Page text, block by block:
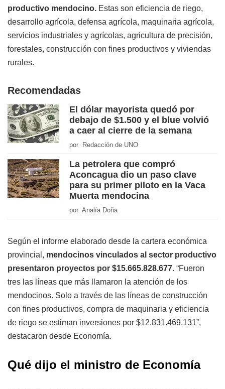
productivo mendocino. Estas son eficiencia de riego,
desarrollo agrícola, defensa agrícola, maquinaria agrícola,
servicios industriales y agrícolas, agricultura de precisión,
forestales, construcción con fines productivos y viviendas
rurales.
Recomendadas
El dólar mayorista quedó por
debajo de $1.500 y el blue volvió
a caer al cierre de la semana
por Redacción de UNO
La petrolera que compró
Aconcagua dio un paso clave
para su primer piloto en la Vaca
Muerta mendocina
por Analía Doña
Según el informe elaborado desde la cartera económica
provincial, mendocinos vinculados al sector productivo
presentaron proyectos por $15.665.828.677. “Fueron
tres las líneas que más llamaron la atención de los
mendocinos. Solo a través de las líneas de construcción
con fines productivos, compra de maquinaria y eficiencia
de riego se estiman inversiones por $12.831.469.131”,
destacaron desde Economía.
Qué dijo el ministro de Economía